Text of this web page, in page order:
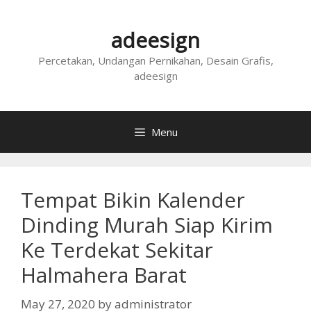
adeesign
Percetakan, Undangan Pernikahan, Desain Grafis,
adeesign
Menu
Tempat Bikin Kalender
Dinding Murah Siap Kirim
Ke Terdekat Sekitar
Halmahera Barat
May 27, 2020 byadministrator